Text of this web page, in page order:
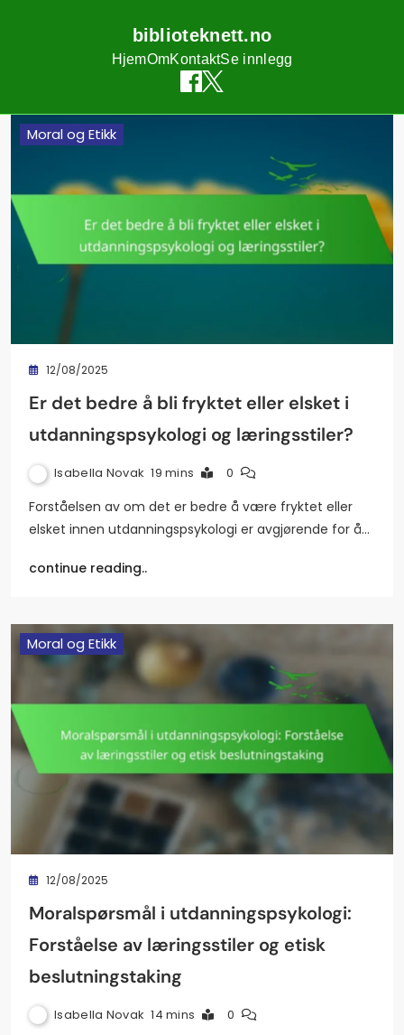
biblioteknett.no
HjemOmKontaktSe innlegg
Skip
Moral og Etikk
12/08/2025
Er det bedre å bli fryktet eller elsket i
utdanningspsykologi og læringsstiler?
Isabella Novak 19 mins 0
Forståelsen av om det er bedre å være fryktet eller
elsket innen utdanningspsykologi er avgjørende for å…
continue reading..
Moral og Etikk
12/08/2025
Moralspørsmål i utdanningspsykologi:
Forståelse av læringsstiler og etisk
beslutningstaking
Isabella Novak 14 mins 0